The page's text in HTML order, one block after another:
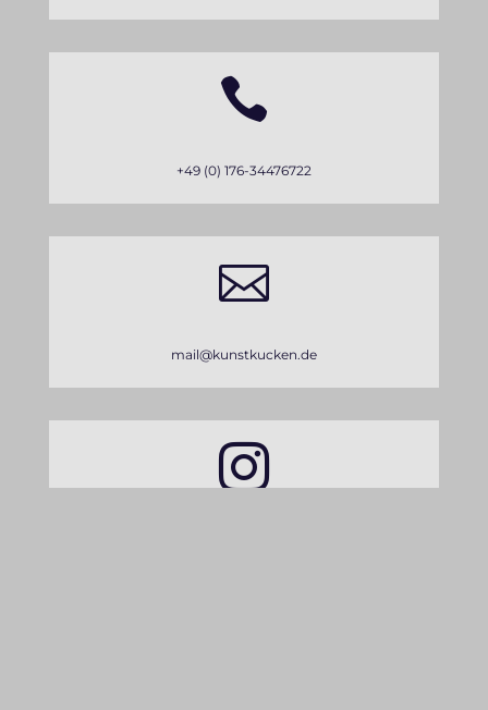

+49 (0) 176-34476722

mail@kunstkucken.de
